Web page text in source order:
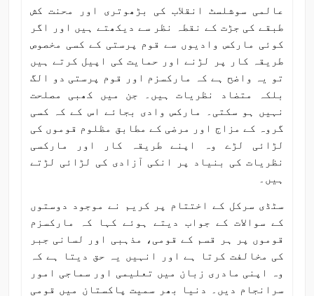
عالمی سوشلسٹ انقلاب کی بڑھوتری اور محنت کش
طبقے کی جڑت کے نقطہ نظر سے دیکھتے ہیں اور اگر
کوئی مارکس وادیوں سے قوم پرستی کے کسی مخصوص
طریقہ کار پر لڑنے اور حمایت کی اپیل کرتے ہیں
تو یہ واضح ہے کہ مارکسزم اور قوم پرستی دو الگ
بلکہ متضاد نظریات ہیں۔ جن میں کھبی مصلحت
نہیں ہو سکتی۔ مارکس وادی بجائے اس کے کہ کسی
گروہ کے مزاج اور مرضی کے مطابق مظلوم قوموں کی
لڑائی لڑے وہ اپنے طریقہ کار اور مارکسی
نظریات کی بنیاد پر انکی آزادی کی لڑائی لڑتے
ہیں۔
سٹڈی سرکل کے اختتام پر کریم نے موجود دوستوں
کے سوالات کے جواب دیتے ہوئے کہا کہ مارکسزم
قوموں پر ہر قسم کے قومی، مذہبی اور لسانی جبر
کی مخالفت کرتا ہے اور انہیں یہ حق دیتا ہے کہ
وہ اپنی مادری زبان میں تعلیمی اور سماجی امور
سرانجام دیں۔ دنیا بھر سمیت پاکستان میں قومی